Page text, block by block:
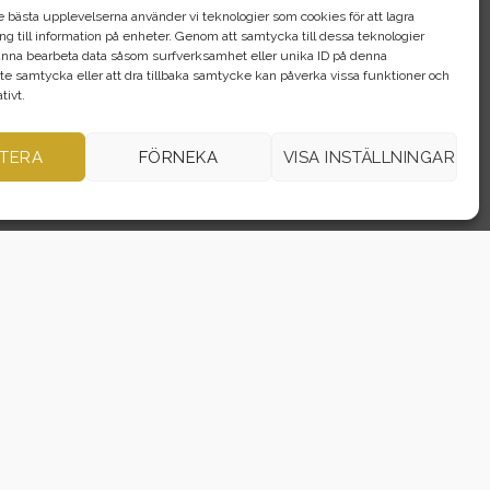
bästa upplevelserna använder vi teknologier som cookies för att lagra
till information på enheter. Genom att samtycka till dessa teknologier
bearbeta data såsom surfverksamhet eller unika ID på denna
samtycka eller att dra tillbaka samtycke kan påverka vissa funktioner och
FÖRNEKA VISA INSTÄLLNINGAR
ElcykelochElscooter
som gäller på